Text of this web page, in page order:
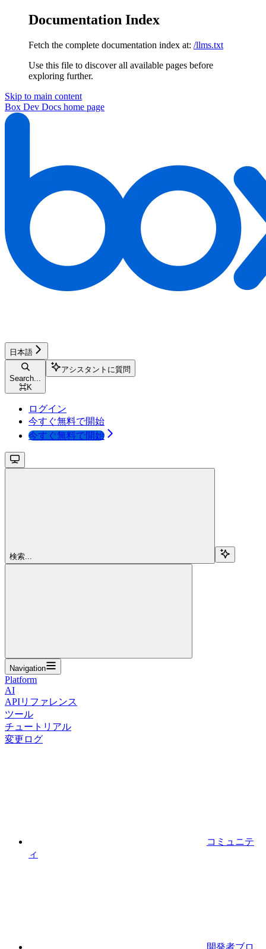
Documentation Index
Fetch the complete documentation index at: /llms.txt
Use this file to discover all available pages before
exploring further.
Skip to main content
Box Dev Docs home page
日本語
Search...
⌘K
アシスタントに質問
ログイン
今すぐ無料で開始
今すぐ無料で開始
検索...
Navigation
Platform
AI
APIリファレンス
ツール
チュートリアル
変更ログ
コミュニテ
ィ
開発者ブロ